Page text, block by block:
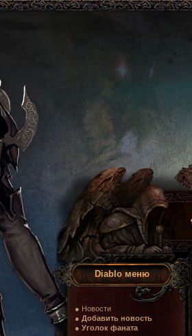
Diablo меню
● Новости
● Добавить новость
● Уголок фаната